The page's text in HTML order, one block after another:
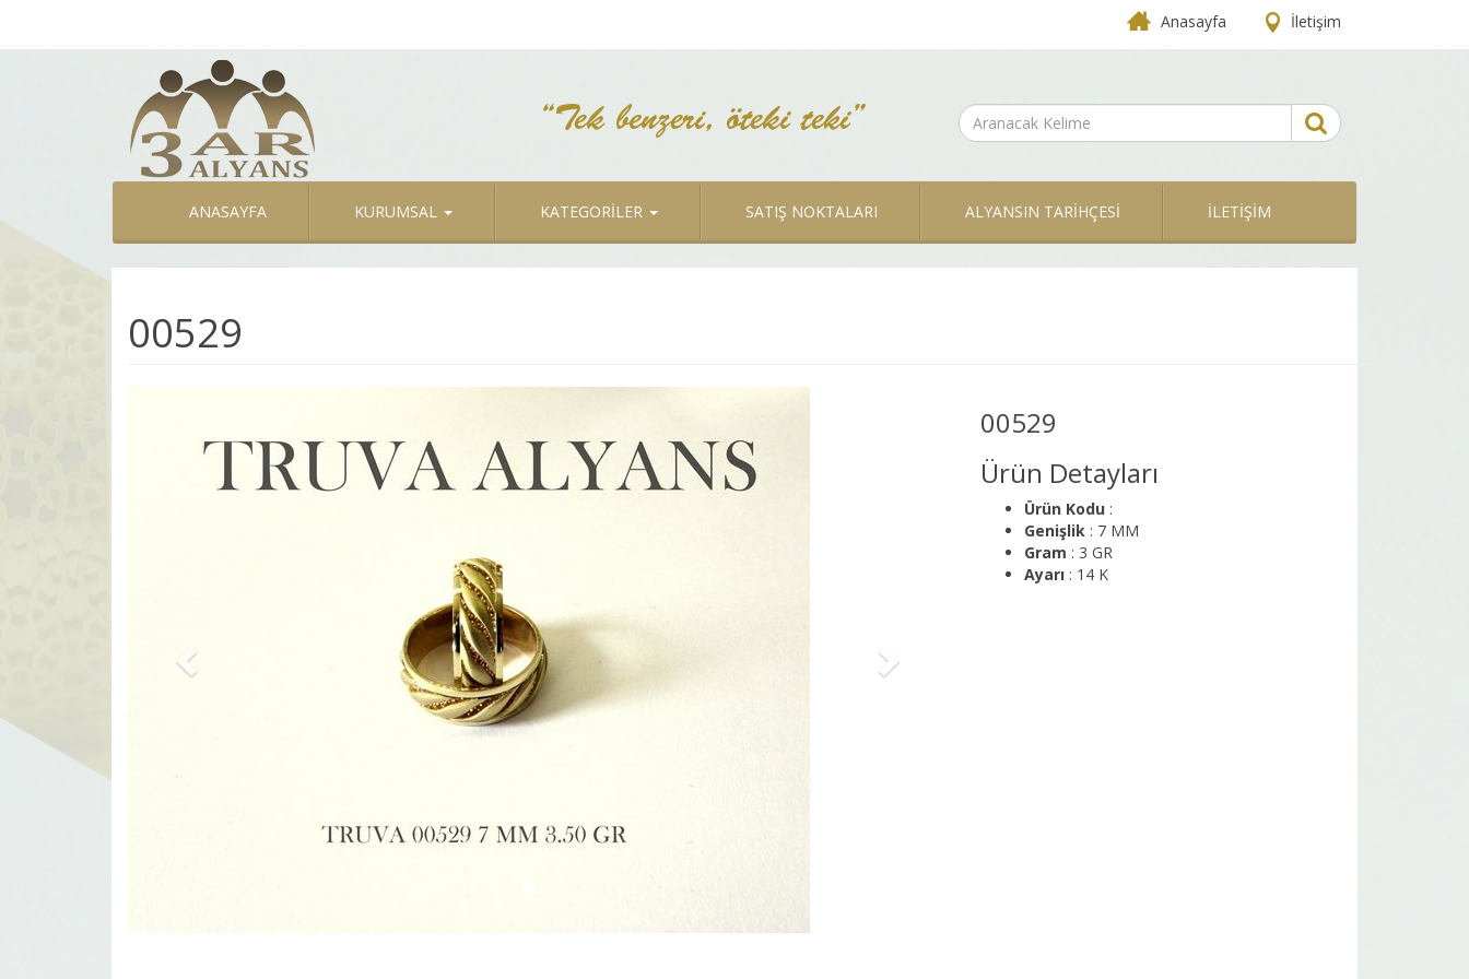
Anasayfa İletişim
ANASAYFA KURUMSAL KATEGORİLER SATIŞ NOKTALARI ALYANSIN TARİHÇESİ İLETİŞİM
00529
00529
Ürün Detayları
Ürün Kodu :
Genişlik : 7 MM
Gram : 3 GR
Ayarı : 14 K